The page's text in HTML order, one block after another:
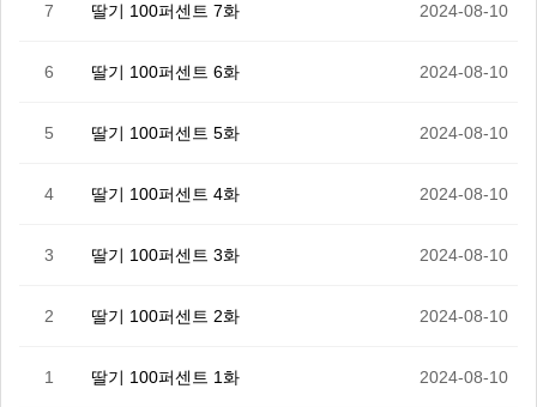
7 딸기 100퍼센트 7화 2024-08-10
6 딸기 100퍼센트 6화 2024-08-10
5 딸기 100퍼센트 5화 2024-08-10
4 딸기 100퍼센트 4화 2024-08-10
3 딸기 100퍼센트 3화 2024-08-10
2 딸기 100퍼센트 2화 2024-08-10
1 딸기 100퍼센트 1화 2024-08-10